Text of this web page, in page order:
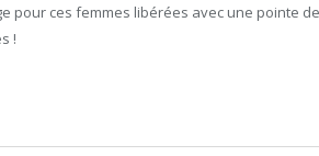
pour ces femmes libérées avec une pointe
!